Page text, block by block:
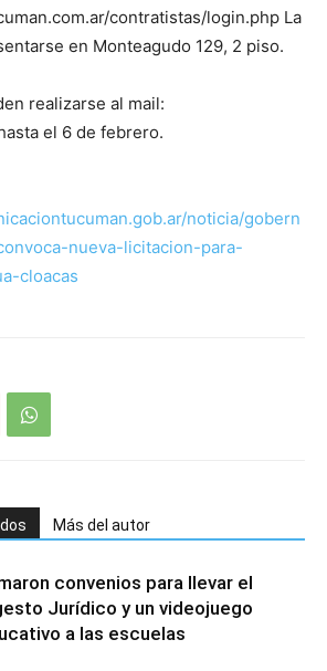
contratistas/login.php La
en Monteagudo 129, 2 piso.
realizarse al mail:
el 6 de febrero.
noticia/gobern
nueva-licitacion-para-
cloacas
Más del autor
convenios para llevar el
Jurídico y un videojuego
a las escuelas